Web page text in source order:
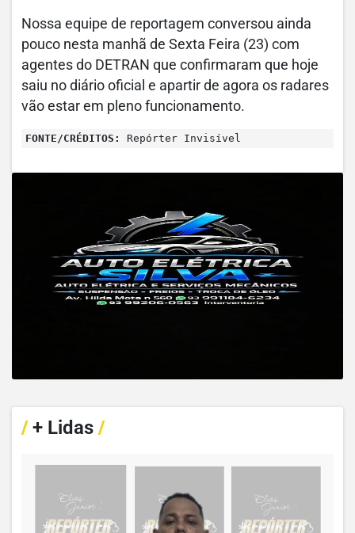
Nossa equipe de reportagem conversou ainda
pouco nesta manhã de Sexta Feira (23) com
agentes do DETRAN que confirmaram que hoje
saiu no diário oficial e apartir de agora os radares
vão estar em pleno funcionamento.
FONTE/CRÉDITOS: Repórter Invisível
/+ Lidas /